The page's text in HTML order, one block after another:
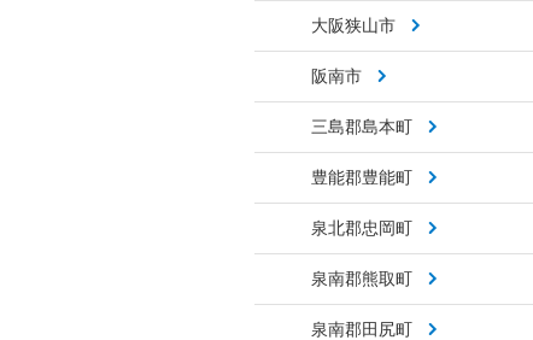
大阪狭山市
阪南市
三島郡島本町
豊能郡豊能町
泉北郡忠岡町
泉南郡熊取町
泉南郡田尻町